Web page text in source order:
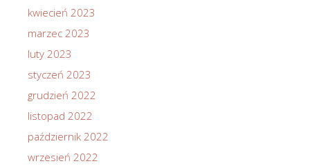
kwiecień 2023
marzec 2023
luty 2023
styczeń 2023
grudzień 2022
listopad 2022
październik 2022
wrzesień 2022